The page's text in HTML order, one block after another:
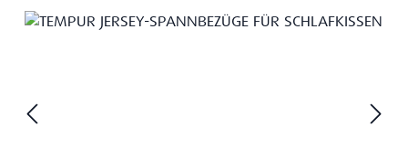
Bildergalerie überspringen